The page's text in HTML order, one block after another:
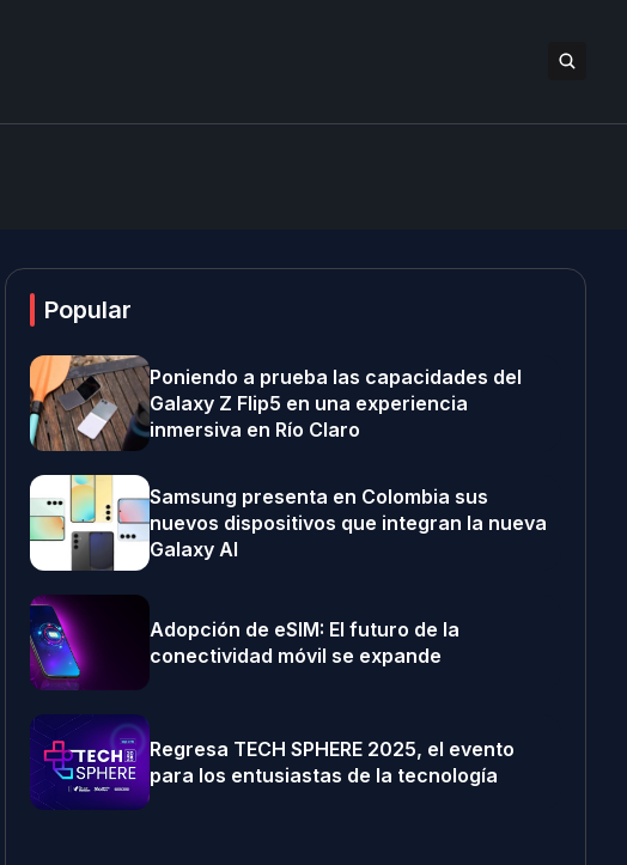
Popular
Poniendo a prueba las capacidades del
Galaxy Z Flip5 en una experiencia
inmersiva en Río Claro
Samsung presenta en Colombia sus
nuevos dispositivos que integran la nueva
Galaxy AI
Adopción de eSIM: El futuro de la
conectividad móvil se expande
Regresa TECH SPHERE 2025, el evento
para los entusiastas de la tecnología